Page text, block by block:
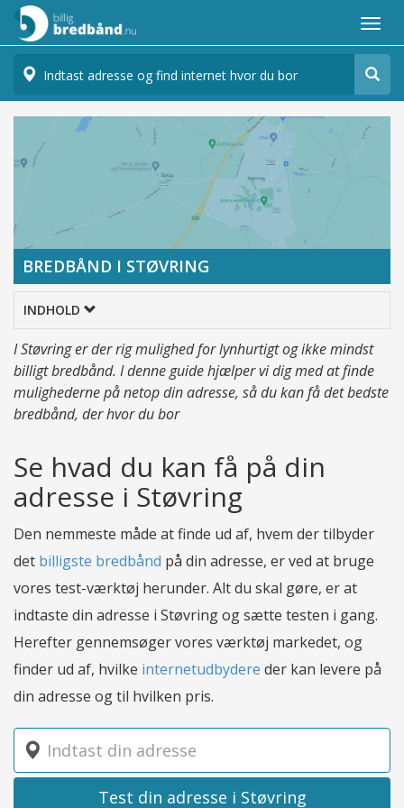
BREDBÅND I STØVRING
INDHOLD
I Støvring er der rig mulighed for lynhurtigt og ikke mindst
billigt bredbånd. I denne guide hjælper vi dig med at finde
mulighederne på netop din adresse, så du kan få det bedste
bredbånd, der hvor du bor
Se hvad du kan få på din
adresse i Støvring
Den nemmeste måde at finde ud af, hvem der tilbyder
det billigste bredbånd på din adresse, er ved at bruge
vores test-værktøj herunder. Alt du skal gøre, er at
indtaste din adresse i Støvring og sætte testen i gang.
Herefter gennemsøger vores værktøj markedet, og
finder ud af, hvilke internetudbydere der kan levere på
din adresse og til hvilken pris.
Test din adresse i Støvring